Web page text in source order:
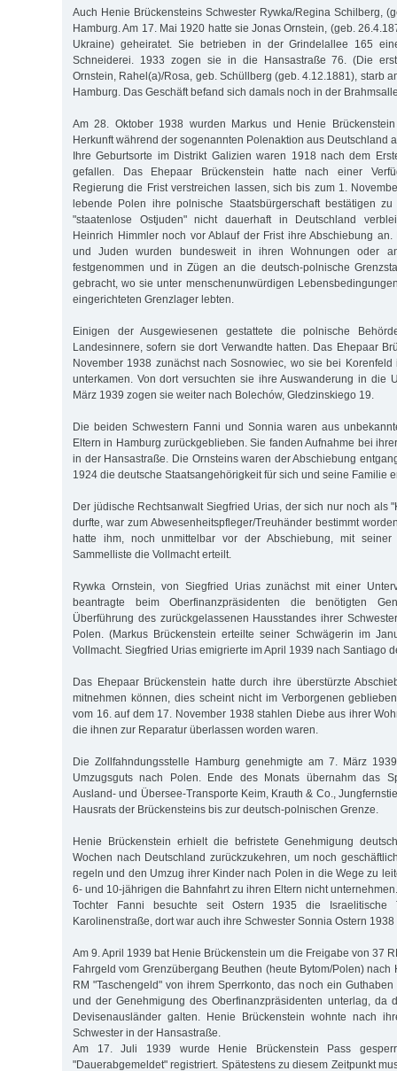
Auch Henie Brückensteins Schwester Rywka/Regina Schilberg,
Hamburg. Am 17. Mai 1920 hatte sie Jonas Ornstein, (geb.
Ukraine) geheiratet. Sie betrieben in der Grindelallee 165
Schneiderei. 1933 zogen sie in die Hansastraße 76. (Die
Ornstein, Rahel(a)/Rosa, geb. Schüllberg (geb. 4.12.1881), starb
Hamburg. Das Geschäft befand sich damals noch in der
Am 28. Oktober 1938 wurden Markus und Henie
Herkunft während der sogenannten Polenaktion aus Deutschland
Ihre Geburtsorte im Distrikt Galizien waren 1918 nach dem
gefallen. Das Ehepaar Brückenstein hatte nach einer
Regierung die Frist verstreichen lassen, sich bis zum 1.
lebende Polen ihre polnische Staatsbürgerschaft bestätigen
"staatenlose Ostjuden" nicht dauerhaft in Deutschland
Heinrich Himmler noch vor Ablauf der Frist ihre Abschiebung
und Juden wurden bundesweit in ihren Wohnungen oder
festgenommen und in Zügen an die deutsch-polnische
gebracht, wo sie unter menschenunwürdigen
eingerichteten Grenzlager lebten.
Einigen der Ausgewiesenen gestattete die polnische
Landesinnere, sofern sie dort Verwandte hatten. Das Ehepaar
November 1938 zunächst nach Sosnowiec, wo sie bei
unterkamen. Von dort versuchten sie ihre Auswanderung in die
März 1939 zogen sie weiter nach Bolechów, Gledzinskiego 19.
Die beiden Schwestern Fanni und Sonnia waren aus
Eltern in Hamburg zurückgeblieben. Sie fanden Aufnahme bei
in der Hansastraße. Die Ornsteins waren der Abschiebung
1924 die deutsche Staatsangehörigkeit für sich und seine Familie
Der jüdische Rechtsanwalt Siegfried Urias, der sich nur noch als
durfte, war zum Abwesenheitspfleger/Treuhänder bestimmt
hatte ihm, noch unmittelbar vor der Abschiebung, mit seiner
Sammelliste die Vollmacht erteilt.
Rywka Ornstein, von Siegfried Urias zunächst mit einer
beantragte beim Oberfinanzpräsidenten die benötigten
Überführung des zurückgelassenen Hausstandes ihrer
Polen. (Markus Brückenstein erteilte seiner Schwägerin im
Vollmacht. Siegfried Urias emigrierte im April 1939 nach Santiago
Das Ehepaar Brückenstein hatte durch ihre überstürzte
mitnehmen können, dies scheint nicht im Verborgenen
vom 16. auf dem 17. November 1938 stahlen Diebe aus ihrer
die ihnen zur Reparatur überlassen worden waren.
Die Zollfahndungsstelle Hamburg genehmigte am 7. März
Umzugsguts nach Polen. Ende des Monats übernahm das
Ausland- und Übersee-Transporte Keim, Krauth & Co.,
Hausrats der Brückensteins bis zur deutsch-polnischen Grenze.
Henie Brückenstein erhielt die befristete Genehmigung
Wochen nach Deutschland zurückzukehren, um noch
regeln und den Umzug ihrer Kinder nach Polen in die Wege zu
6- und 10-jährigen die Bahnfahrt zu ihren Eltern nicht unternehmen.
Tochter Fanni besuchte seit Ostern 1935 die Israelitische
Karolinenstraße, dort war auch ihre Schwester Sonnia Ostern
Am 9. April 1939 bat Henie Brückenstein um die Freigabe von 37
Fahrgeld vom Grenzübergang Beuthen (heute Bytom/Polen) nach
RM "Taschengeld" von ihrem Sperrkonto, das noch ein
und der Genehmigung des Oberfinanzpräsidenten unterlag, da
Devisenausländer galten. Henie Brückenstein wohnte nach
Schwester in der Hansastraße.
Am 17. Juli 1939 wurde Henie Brückenstein Pass
"Dauerabgemeldet" registriert. Spätestens zu diesem Zeitpunkt